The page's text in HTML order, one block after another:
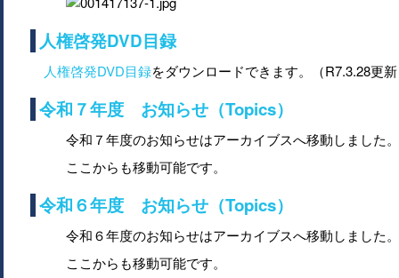
人権啓発DVD目録
人権啓発DVD目録をダウンロードできます。（R7.3.28更
令和７年度 お知らせ（Topics）
令和７年度のお知らせはアーカイブスへ移動しました。
ここからも移動可能です。
令和６年度 お知らせ（Topics）
令和６年度のお知らせはアーカイブスへ移動しました。
ここからも移動可能です。